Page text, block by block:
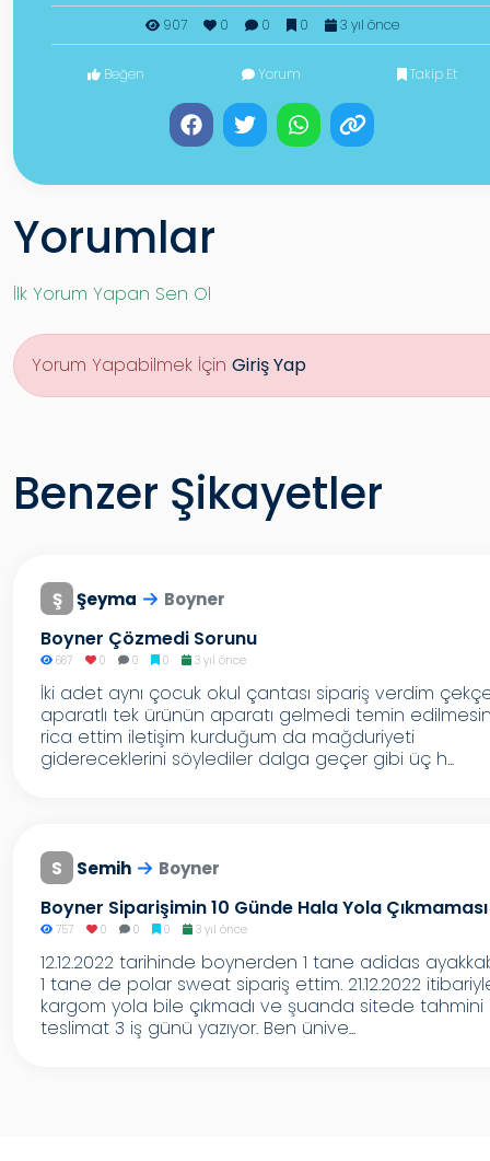
907 0 0 0 3 yıl önce
Beğen Yorum Takip Et
Yorumlar
İlk Yorum Yapan Sen Ol
Yorum Yapabilmek İçin Giriş Yap
Benzer Şikayetler
Ş Şeyma Boyner
Boyner Çözmedi Sorunu
667 0 0 0 3 yıl önce
İki adet aynı çocuk okul çantası sipariş verdim
aparatlı tek ürünün aparatı gelmedi temin
rica ettim iletişim kurduğum da mağduriyeti
gidereceklerini söylediler dalga geçer gibi üç h...
S Semih Boyner
Boyner Siparişimin 10 Günde Hala Yola Çıkmaması
757 0 0 0 3 yıl önce
12.12.2022 tarihinde boynerden 1 tane adidas
1 tane de polar sweat sipariş ettim. 21.12.2022
kargom yola bile çıkmadı ve şuanda sitede tahmini
teslimat 3 iş günü yazıyor. Ben ünive...